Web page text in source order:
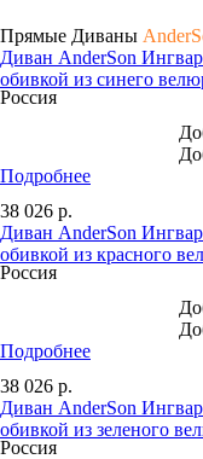
Прямые Диваны
Диван AnderSon
обивкой из синего
Россия
Подробнее
38 026 р.
Диван AnderSon
обивкой из красного
Россия
Подробнее
38 026 р.
Диван AnderSon
обивкой из зеленого
Россия